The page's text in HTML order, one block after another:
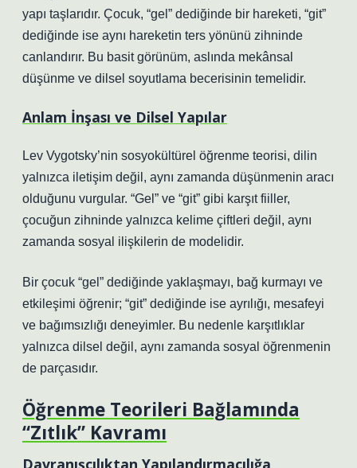
yapı taşlarıdır. Çocuk, “gel” dediğinde bir hareketi, “git”
dediğinde ise aynı hareketin ters yönünü zihninde
canlandırır. Bu basit görünüm, aslında mekânsal
düşünme ve dilsel soyutlama becerisinin temelidir.
Anlam İnşası ve Dilsel Yapılar
Lev Vygotsky’nin sosyokültürel öğrenme teorisi, dilin
yalnızca iletişim değil, aynı zamanda düşünmenin aracı
olduğunu vurgular. “Gel” ve “git” gibi karşıt fiiller,
çocuğun zihninde yalnızca kelime çiftleri değil, aynı
zamanda sosyal ilişkilerin de modelidir.
Bir çocuk “gel” dediğinde yaklaşmayı, bağ kurmayı ve
etkileşimi öğrenir; “git” dediğinde ise ayrılığı, mesafeyi
ve bağımsızlığı deneyimler. Bu nedenle karşıtlıklar
yalnızca dilsel değil, aynı zamanda sosyal öğrenmenin
de parçasıdır.
Öğrenme Teorileri Bağlamında
“Zıtlık” Kavramı
Davranışçılıktan Yapılandırmacılığa